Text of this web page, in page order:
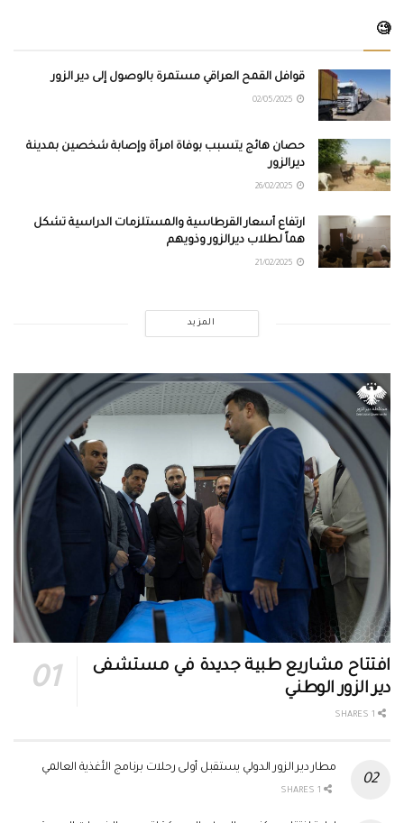
🧐
قوافل القمح العراقي مستمرة بالوصول إلى دير الزور
حصان هائج يتسبب بوفاة امرأة وإصابة شخصين بمدينة
ديرالزور
ارتفاع أسعار القرطاسية والمستلزمات الدراسية تشكل
هماً لطلاب ديرالزور وذويهم
المزيد
افتتاح مشاريع طبية جديدة في مستشفى
دير الزور الوطني
مطار دير الزور الدولي يستقبل أولى رحلات برنامج الأغذية العالمي